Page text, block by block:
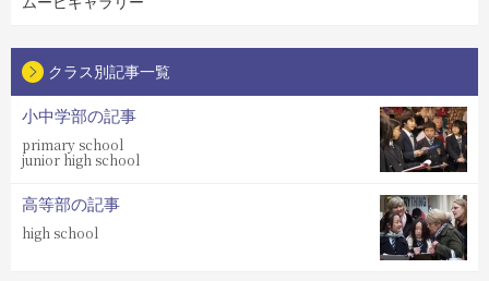
クラス別記事一覧
小中学部の記事
primary school
junior high school
高等部の記事
high school